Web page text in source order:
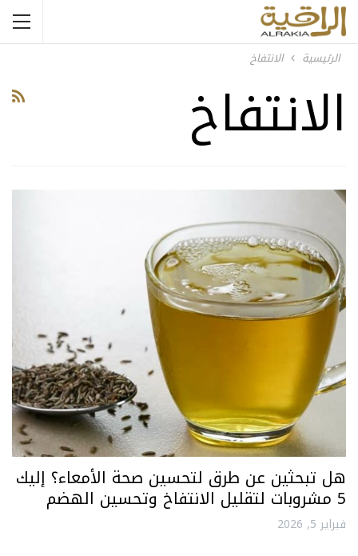
الرئيسية الانتفاخ
الانتفاخ
هل تبحثين عن طرق لتحسين صحة الأمعاء؟ إليك
5 مشروبات لتقليل الانتفاخ وتحسين الهضم
فبراير 5, 2026